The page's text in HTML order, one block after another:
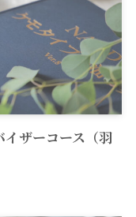
ザーコース（羽